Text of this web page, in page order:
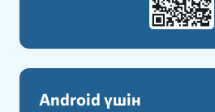
Android үшін